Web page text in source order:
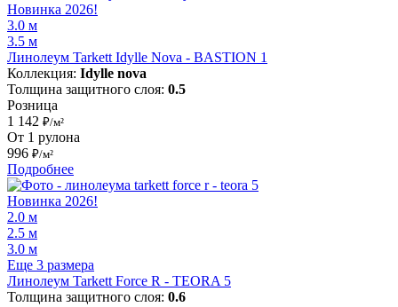
Новинка 2026!
3.0 м
3.5 м
Линолеум Tarkett Idylle Nova - BASTION 1
Коллекция: Idylle nova
Толщина защитного слоя: 0.5
Розница
1 142 ₽/м²
От 1 рулона
996 ₽/м²
Подробнее
Новинка 2026!
2.0 м
2.5 м
3.0 м
Еще 3 размера
Линолеум Tarkett Force R - TEORA 5
Толщина защитного слоя: 0.6